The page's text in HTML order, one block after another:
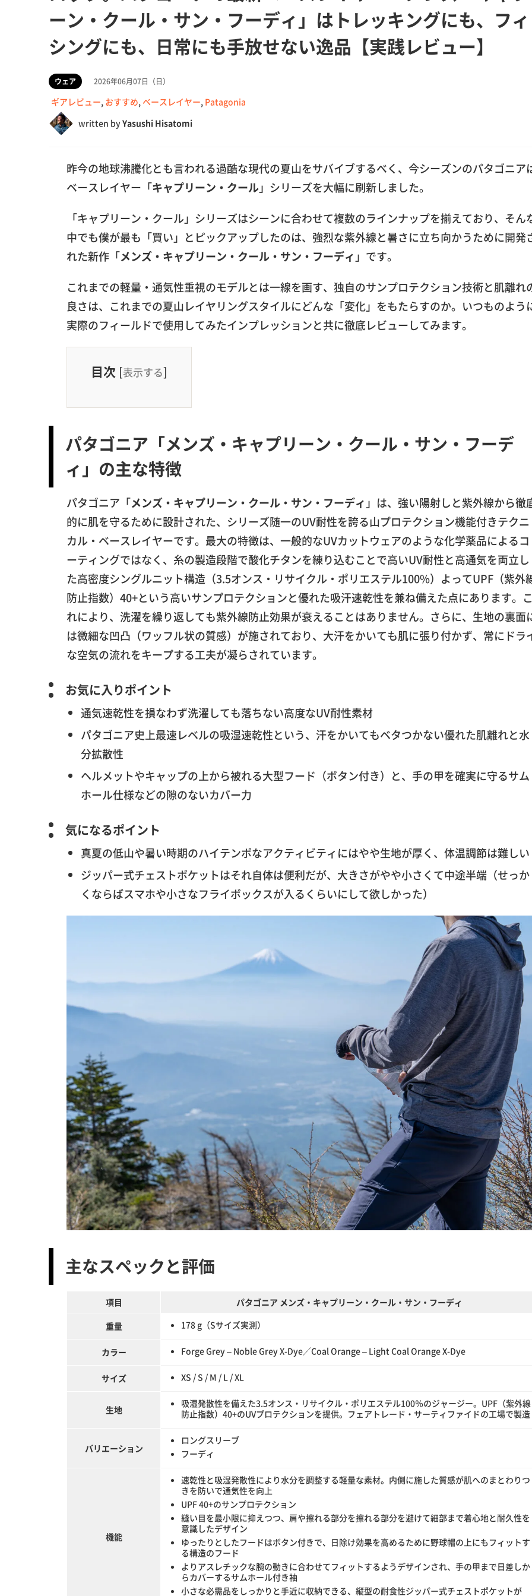
ーン・クール・サン・フーディ」はトレッキングにも、フ
シングにも、日常にも手放せない逸品【実践レビュー】
ウェア 2026年06月07日（日）
ギアレビュー, おすすめ,ベースレイヤー, Patagonia
written byYasushi Hisatomi
昨今の地球沸騰化とも言われる過酷な現代の夏山をサバイブするべく、今シーズンのパタゴニア
ベースレイヤー「キャプリーン・クール」シリーズを大幅に刷新しました。
「キャプリーン・クール」シリーズはシーンに合わせて複数のラインナップを揃えており、そん
中でも僕が最も「買い」とピックアップしたのは、強烈な紫外線と暑さに立ち向かうために開発
れた新作「メンズ・キャプリーン・クール・サン・フーディ 」です。
これまでの軽量・通気性重視のモデルとは一線を画す、独自のサンプロテクション技術と肌離れ
良さは、これまでの夏山レイヤリングスタイルにどんな「変化」をもたらすのか。いつものよう
実際のフィールドで使用してみたインプレッションと共に徹底レビューしてみます。
目次 [表示する]
パタゴニア「メンズ・キャプリーン・クール・サン・フーデ
ィ」の主な特徴
パタゴニア「メンズ・キャプリーン・クール・サン・フーディ 」は、強い陽射しと紫外線から徹
的に肌を守るために設計された、シリーズ随一のUV耐性を誇る山プロテクション機能付きテクニ
カル・ベースレイヤーです。最大の特徴は、一般的なUVカットウェアのような化学薬品によるコ
ーティングではなく、糸の製造段階で酸化チタンを練り込むことで高いUV耐性と高通気を両立し
た高密度シングルニット構造（3.5オンス・リサイクル・ポリエステル100%）よってUPF（紫外
防止指数）40+という高いサンプロテクションと優れた吸汗速乾性を兼ね備えた点にあります。こ
れにより、洗濯を繰り返しても紫外線防止効果が衰えることはありません。さらに、生地の裏面
は微細な凹凸（ワッフル状の質感）が施されており、大汗をかいても肌に張り付かず、常にドラ
な空気の流れをキープする工夫が凝らされています。
お気に入りポイント
通気速乾性を損なわず洗濯しても落ちない高度なUV耐性素材
パタゴニア史上最速レベルの吸湿速乾性という、汗をかいてもベタつかない優れた肌離れと水
分拡散性
ヘルメットやキャップの上から被れる大型フード（ボタン付き）と、手の甲を確実に守るサム
ホール仕様などの隙のないカバー力
気になるポイント
真夏の低山や暑い時期のハイテンポなアクティビティにはやや生地が厚く、体温調節は難しい
ジッパー式チェストポケットはそれ自体は便利だが、大きさがやや小さくて中途半端（せっか
くならばスマホや小さなフライボックスが入るくらいにして欲しかった）
主なスペックと評価
項目
パタゴニア メンズ・キャプリーン・クール・サン・フーディ
重量
178 g（Sサイズ実測）
カラー Forge Grey – Noble Grey X-Dye／Coal Orange – Light Coal Orange X-Dye
サイズ XS / S / M / L / XL
生地
吸湿発散性を備えた3.5オンス・リサイクル・ポリエステル100％のジャージー。UPF（紫外線
防止指数）40+のUVプロテクションを提供。フェアトレード・サーティファイドの工場で製造
バリエーション
ロングスリーブ
フーディ
機能
速乾性と吸湿発散性により水分を調整する軽量な素材。内側に施した質感が肌へのまとわりつ
きを防いで通気性を向上
UPF 40+のサンプロテクション
縫い目を最小限に抑えつつ、肩や擦れる部分を擦れる部分を避けて細部まで着心地と耐久性を
意識したデザイン
ゆったりとしたフードはボタン付きで、日除け効果を高めるために野球帽の上にもフィットす
る構造のフード
よりアスレチックな腕の動きに合わせてフィットするようデザインされ、手の甲まで日差しか
らカバーするサムホール付き袖
小さな必需品をしっかりと手近に収納できる、縦型の耐食性ジッパー式チェストポケットが